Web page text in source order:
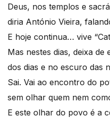
Deus, nos templos e
diria António Vieira,
E hoje continua… vive
Mas nestes dias, deixa de
dos dias e no escuro das
Sai. Vai ao encontro do
sem olhar quem nem
E este olhar do povo é a